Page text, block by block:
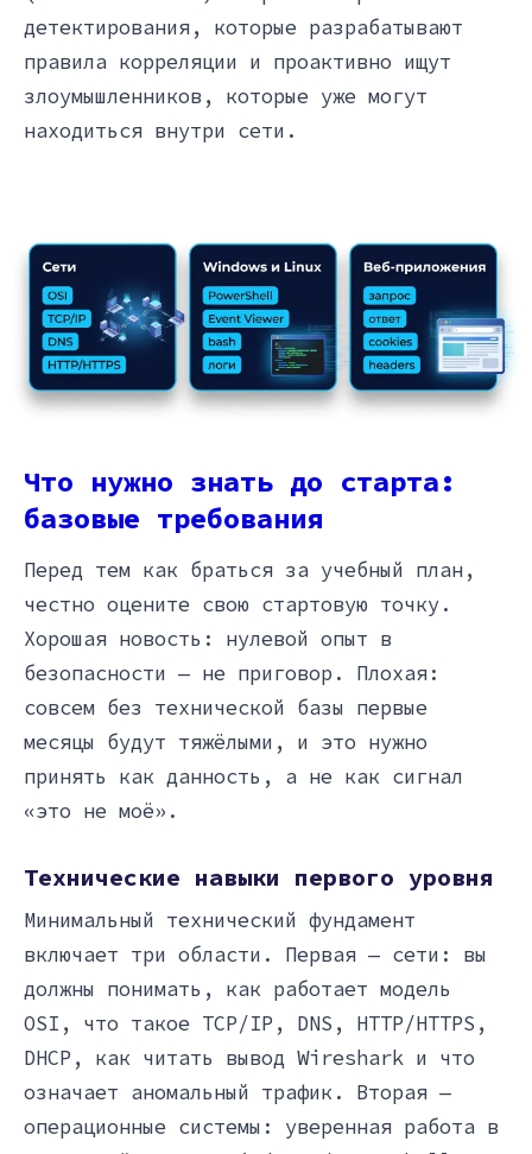
детектирования, которые разрабатывают
правила корреляции и проактивно ищут
злоумышленников, которые уже могут
находиться внутри сети.
Что нужно знать до старта:
базовые требования
Перед тем как браться за учебный план,
честно оцените свою стартовую точку.
Хорошая новость: нулевой опыт в
безопасности — не приговор. Плохая:
совсем без технической базы первые
месяцы будут тяжёлыми, и это нужно
принять как данность, а не как сигнал
«это не моё».
Технические навыки первого уровня
Минимальный технический фундамент
включает три области. Первая — сети: вы
должны понимать, как работает модель
OSI, что такое TCP/IP, DNS, HTTP/HTTPS,
DHCP, как читать вывод Wireshark и что
означает аномальный трафик. Вторая —
операционные системы: уверенная работа в